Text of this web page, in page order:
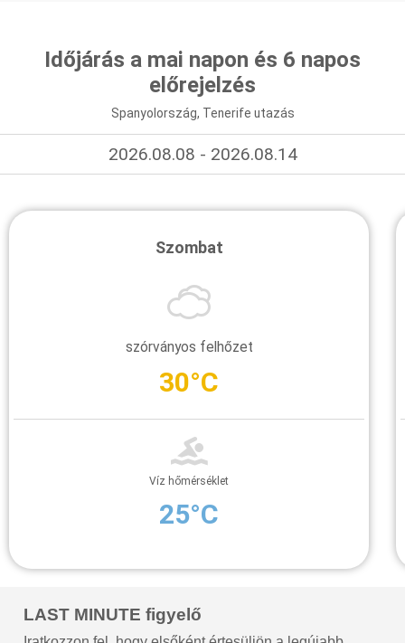
Időjárás a mai napon és 6 napos
előrejelzés
Spanyolország, Tenerife utazás
2026.08.08 - 2026.08.14
Szombat
szórványos felhőzet
30°C
Víz hőmérséklet
25°C
LAST MINUTE figyelő